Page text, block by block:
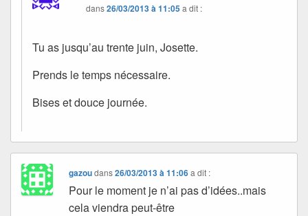
dans26/03/2013 à 11:05a dit :
Tu as jusqu’au trente juin, Josette.
Prends le temps nécessaire.
Bises et douce journée.
gazoudans26/03/2013 à 11:06 a dit :
Pour le moment je n’ai pas d’idées..mais
cela viendra peut-être